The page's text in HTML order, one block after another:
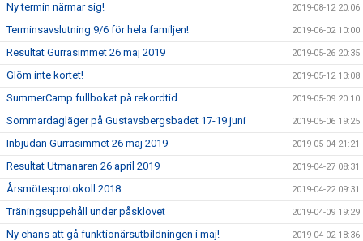
Ny termin närmar sig! 2019-08-12 20:06
Terminsavslutning 9/6 för hela familjen! 2019-06-02 10:00
Resultat Gurrasimmet 26 maj 2019 2019-05-26 20:35
Glöm inte kortet! 2019-05-12 13:08
SummerCamp fullbokat på rekordtid 2019-05-09 20:10
Sommardagläger på Gustavsbergsbadet 17-19 juni 2019-05-06 19:25
Inbjudan Gurrasimmet 26 maj 2019 2019-05-04 21:21
Resultat Utmanaren 26 april 2019 2019-04-27 08:31
Årsmötesprotokoll 2018 2019-04-22 09:31
Träningsuppehåll under påsklovet 2019-04-09 19:29
Ny chans att gå funktionärsutbildningen i maj! 2019-04-02 18:36